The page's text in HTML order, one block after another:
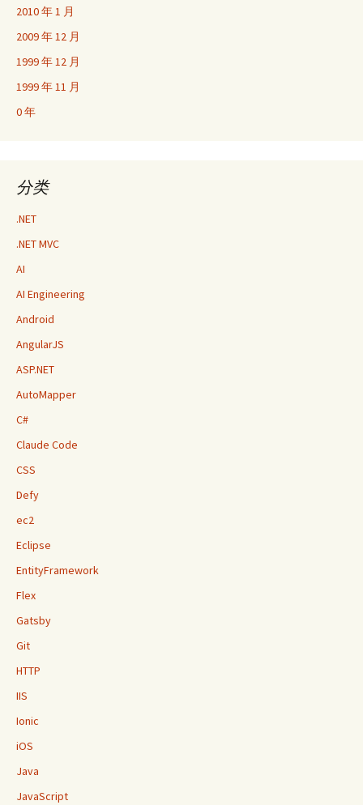
2010 年 1 月
2009 年 12 月
1999 年 12 月
1999 年 11 月
0 年
分类
.NET
.NET MVC
AI
AI Engineering
Android
AngularJS
ASP.NET
AutoMapper
C#
Claude Code
CSS
Defy
ec2
Eclipse
EntityFramework
Flex
Gatsby
Git
HTTP
IIS
Ionic
iOS
Java
JavaScript